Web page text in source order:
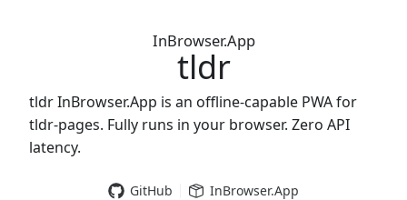
InBrowser.App
tldr
tldr InBrowser.App is an offline-capable PWA for
tldr-pages. Fully runs in your browser. Zero API
latency.
GitHub InBrowser.App